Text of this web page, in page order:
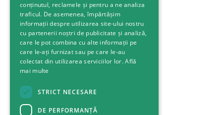
conținutul, reclamele și pentru a ne analiza
traficul. De asemenea, împărtășim
informații despre utilizarea site-ului nostru
cu partenerii noștri de publicitate și analiză,
care le pot combina cu alte informații pe
care le-ați furnizat sau pe care le-au
colectat din utilizarea serviciilor lor.Află
mai multe
STRICT NECESARE
DE PERFORMANȚĂ